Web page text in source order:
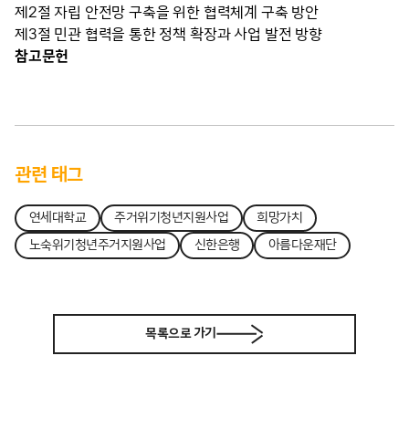
제2절 자립 안전망 구축을 위한 협력체계 구축 방안
제3절 민관 협력을 통한 정책 확장과 사업 발전 방향
참고문헌
관련 태그
연세대학교 주거위기청년지원사업
희망가치
노숙위기청년주거지원사업
신한은행 아름다운재단
목록으로 가기